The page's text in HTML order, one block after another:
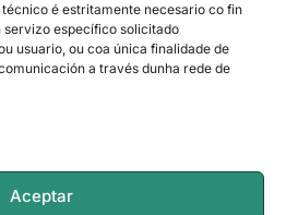
é estritamente necesario co fin
específico solicitado
usuario, ou coa única finalidade de
a través dunha rede de
Aceptar